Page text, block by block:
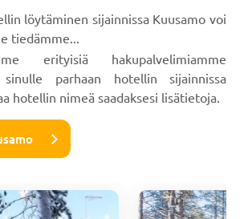
löytäminen sijainnissa Kuusamo voi
tiedämme...
erityisiä hakupalvelimiamme
sinulle parhaan hotellin sijainnissa
hotellin nimeä saadaksesi lisätietoja.